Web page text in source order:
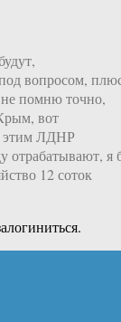
вопросом,
помню точно,
вот
этим ЛДНР
отрабатывают, я
12 соток